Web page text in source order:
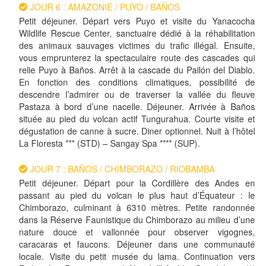
JOUR 6 : AMAZONIE / PUYO / BAÑOS
Petit déjeuner. Départ vers Puyo et visite du Yanacocha
Wildlife Rescue Center, sanctuaire dédié à la réhabilitation
des animaux sauvages victimes du trafic illégal. Ensuite,
vous emprunterez la spectaculaire route des cascades qui
relie Puyo à Baños. Arrêt à la cascade du Pailón del Diablo.
En fonction des conditions climatiques, possibilité de
descendre l’admirer ou de traverser la vallée du fleuve
Pastaza à bord d’une nacelle. Déjeuner. Arrivée à Baños
située au pied du volcan actif Tungurahua. Courte visite et
dégustation de canne à sucre. Diner optionnel. Nuit à l’hôtel
La Floresta *** (STD) – Sangay Spa **** (SUP).
JOUR 7 : BAÑOS / CHIMBORAZO / RIOBAMBA
Petit déjeuner. Départ pour la Cordillère des Andes en
passant au pied du volcan le plus haut d’Équateur : le
Chimborazo, culminant à 6310 mètres. Petite randonnée
dans la Réserve Faunistique du Chimborazo au milieu d’une
nature douce et vallonnée pour observer vigognes,
caracaras et faucons. Déjeuner dans une communauté
locale. Visite du petit musée du lama. Continuation vers